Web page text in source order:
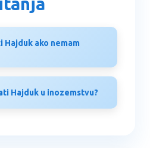
Hajduk ako nemam
Hajduk u inozemstvu?